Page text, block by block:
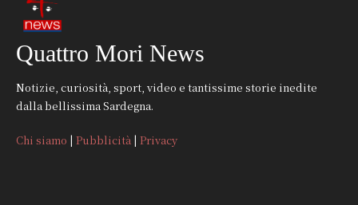
Quattro Mori News
Notizie, curiosità, sport, video e tantissime storie inedite
dalla bellissima Sardegna.
Chi siamo | Pubblicità | Privacy